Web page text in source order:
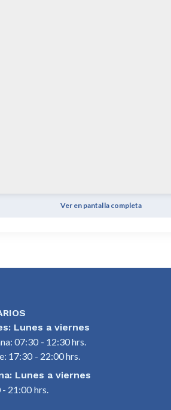
Ver en pantalla completa
Lunes a viernes
07:30 - 12:30 hrs.
17:30 - 22:00 hrs.
Lunes a viernes
21:00 hrs.